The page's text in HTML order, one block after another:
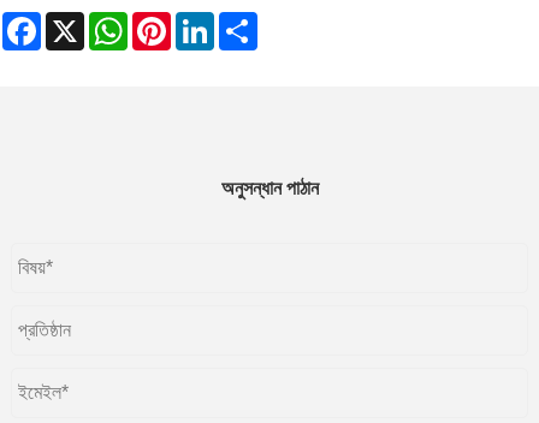
Facebook
X WhatsAppPinterestLinkedIn
অনুসন্ধান পাঠান